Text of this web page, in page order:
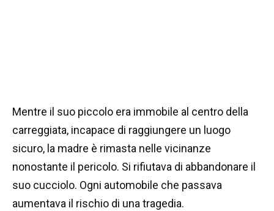
Mentre il suo piccolo era immobile al centro della
carreggiata, incapace di raggiungere un luogo
sicuro, la madre è rimasta nelle vicinanze
nonostante il pericolo. Si rifiutava di abbandonare il
suo cucciolo. Ogni automobile che passava
aumentava il rischio di una tragedia.